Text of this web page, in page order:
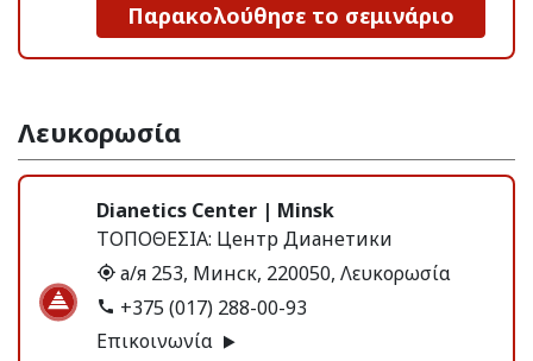
Παρακολούθησε το σεμινάριο
Λευκορωσία
Dianetics Center | Minsk
ΤΟΠΟΘΕΣΙΑ: Центр Дианетики
а/я 253, Минск, 220050, Λευκορωσία
+375 (017) 288-00-93
Επικοινωνία